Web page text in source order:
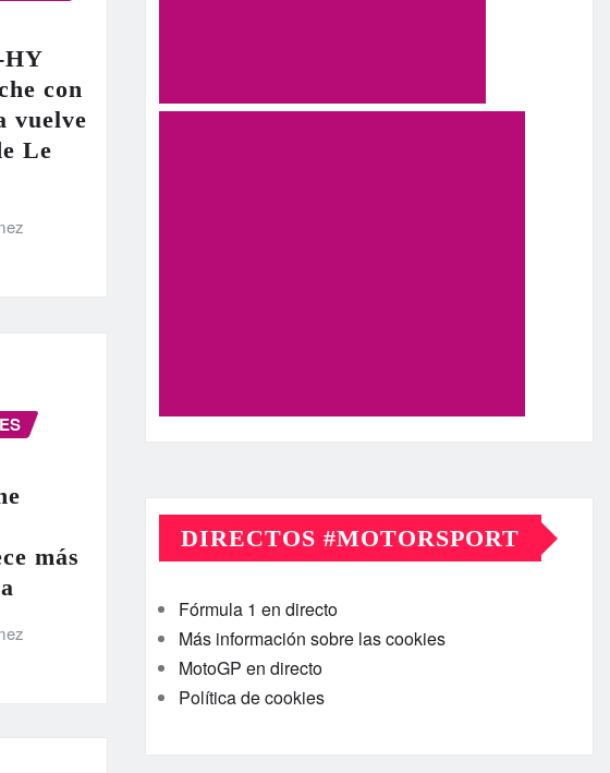
con
vuelve
Le
más
DIRECTOS #MOTORSPORT
Fórmula 1 en directo
Más información sobre las cookies
MotoGP en directo
Política de cookies